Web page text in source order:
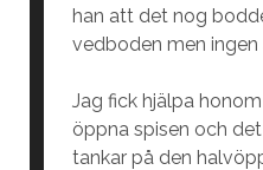
han att det nog
vedboden men ingen
Jag fick hjälpa
öppna spisen och
tankar på den